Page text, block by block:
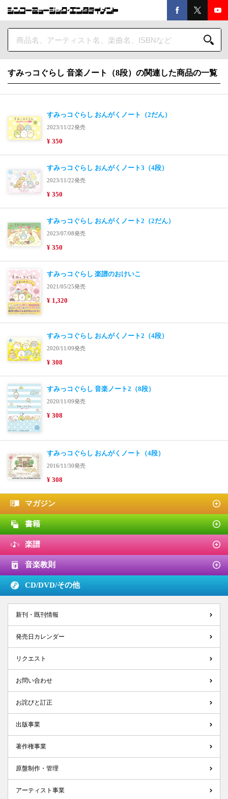
すみっコぐらし 音楽ノート（8段）の関連した商品の一覧
すみっコぐらし おんがくノート（2だん）
2023/11/22発売
¥ 350
すみっコぐらし おんがくノート3（4段）
2023/11/22発売
¥ 350
すみっコぐらし おんがくノート2（2だん）
2023/07/08発売
¥ 350
すみっコぐらし 楽譜のおけいこ
2021/05/25発売
¥ 1,320
すみっコぐらし おんがくノート2（4段）
2020/11/09発売
¥ 308
すみっコぐらし 音楽ノート2（8段）
2020/11/09発売
¥ 308
すみっコぐらし おんがくノート（4段）
2016/11/30発売
¥ 308
マガジン
書籍
楽譜
音楽教則
CD/DVD/その他
新刊・既刊情報
発売日カレンダー
リクエスト
お問い合わせ
お詫びと訂正
出版事業
著作権事業
原盤制作・管理
アーティスト事業